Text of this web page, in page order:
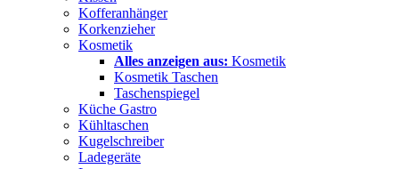
Kofferanhänger
Korkenzieher
Kosmetik
Alles anzeigen aus: Kosmetik
Kosmetik Taschen
Taschenspiegel
Küche Gastro
Kühltaschen
Kugelschreiber
Ladegeräte